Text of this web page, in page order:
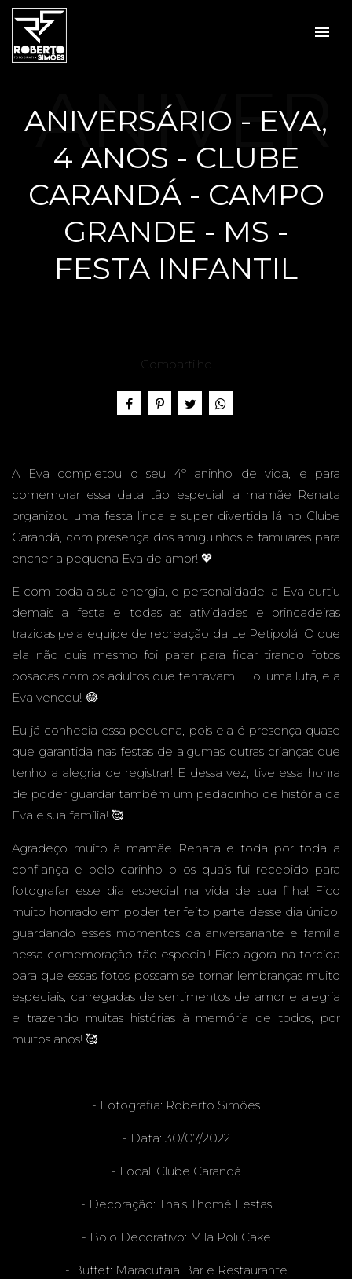
menu
ANIVERSÁRIO - EVA,
4 ANOS - CLUBE
CARANDÁ - CAMPO
GRANDE - MS -
FESTA INFANTIL
ANIVER
SÁRIO -
EVA, 4
ANOS -
CLUBE
CARAN
DÁ -
CAMPO
GRAND
E - MS -
FESTA
INFANT
IL
Compartilhe
A Eva completou o seu 4º aninho de vida, e para
comemorar essa data tão especial, a mamãe Renata
organizou uma festa linda e super divertida lá no Clube
Carandá, com presença dos amiguinhos e familiares para
encher a pequena Eva de amor! 💖
E com toda a sua energia, e personalidade, a Eva curtiu
demais a festa e todas as atividades e brincadeiras
trazidas pela equipe de recreação da Le Petipolá. O que
ela não quis mesmo foi parar para ficar tirando fotos
posadas com os adultos que tentavam... Foi uma luta, e a
Eva venceu! 😂
Eu já conhecia essa pequena, pois ela é presença quase
que garantida nas festas de algumas outras crianças que
tenho a alegria de registrar! E dessa vez, tive essa honra
de poder guardar também um pedacinho de história da
Eva e sua família! 🥰
Agradeço muito à mamãe Renata e toda por toda a
confiança e pelo carinho o os quais fui recebido para
fotografar esse dia especial na vida de sua filha! Fico
muito honrado em poder ter feito parte desse dia único,
guardando esses momentos da aniversariante e família
nessa comemoração tão especial! Fico agora na torcida
para que essas fotos possam se tornar lembranças muito
especiais, carregadas de sentimentos de amor e alegria
e trazendo muitas histórias à memória de todos, por
muitos anos! 🥰
.
- Fotografia: Roberto Simões
- Data: 30/07/2022
- Local: Clube Carandá
- Decoração: Thaís Thomé Festas
- Bolo Decorativo: Mila Poli Cake
- Buffet: Maracutaia Bar e Restaurante